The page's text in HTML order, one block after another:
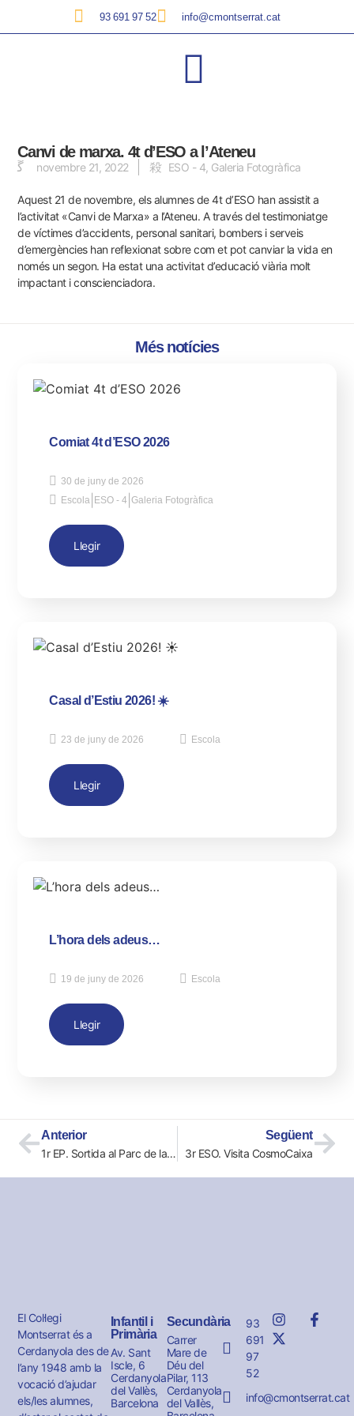
93 691 97 52 info@cmontserrat.cat
Canvi de marxa. 4t d’ESO a l’Ateneu
novembre 21, 2022 ESO - 4 Galeria Fotogràfica
Aquest 21 de novembre, els alumnes de 4t d’ESO han assistit a
l’activitat «Canvi de Marxa» a l’Ateneu. A través del testimoniatge
de víctimes d’accidents, personal sanitari, bombers i serveis
d’emergències han reflexionat sobre com et pot canviar la vida en
només un segon. Ha estat una activitat d’educació viària molt
impactant i conscienciadora.
Més notícies
Comiat 4t d’ESO 2026
30 de juny de 2026
Escola ESO - 4 |Galeria Fotogràfica
Llegir
Casal d’Estiu 2026! ☀️
23 de juny de 2026 Escola
Llegir
L’hora dels adeus…
19 de juny de 2026 Escola
Llegir
Anterior
1r EP. Sortida al Parc de la Salut de Sabadell
Següent
3r ESO. Visita CosmoCaixa
El Col·legi
Montserrat és a
Cerdanyola des de
l’any 1948 amb la
vocació d’ajudar
els/les alumnes,
Infantil i
Primària
Av. Sant
Iscle, 6
Cerdanyola
del Vallès,
Barcelona
Secundària
Carrer
Mare de
Déu del
Pilar, 113
Cerdanyola
del Vallès,
93
691
97
52
info@cmontserrat.cat